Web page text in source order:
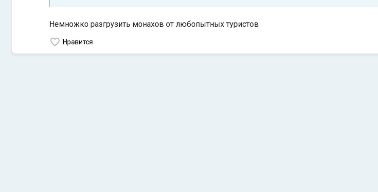
Немножко разгрузить монахов от любопытных туристов
Нравится